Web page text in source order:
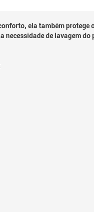
ela também
necessidade de lavagem do